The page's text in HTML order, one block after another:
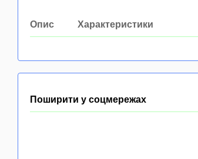
Опис Характеристики
Поширити у соцмережах